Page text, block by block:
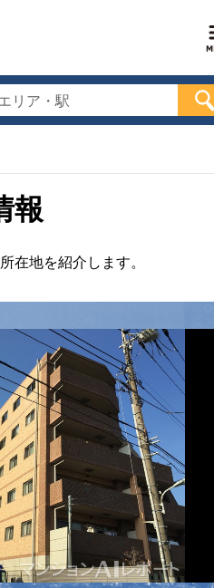
リア・駅
報
在地を紹介します。